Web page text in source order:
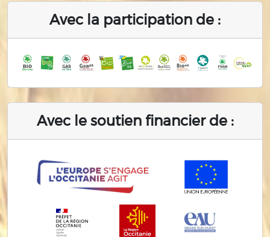
Avec la participation de :
Avec le soutien financier de :